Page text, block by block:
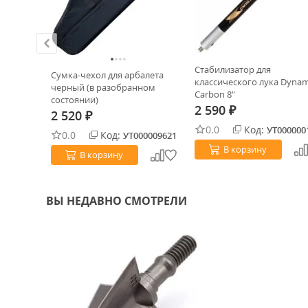
Сумка-чехол для арбалета
черный (в разобранном
состоянии)
2 520 ₽
0.0 Код: УТ000009621
В корзину
Стабилизатор для
классического лука
Carbon 8"
2 590 ₽
0.0 Код:
В корзину
ВЫ НЕДАВНО СМОТРЕЛИ